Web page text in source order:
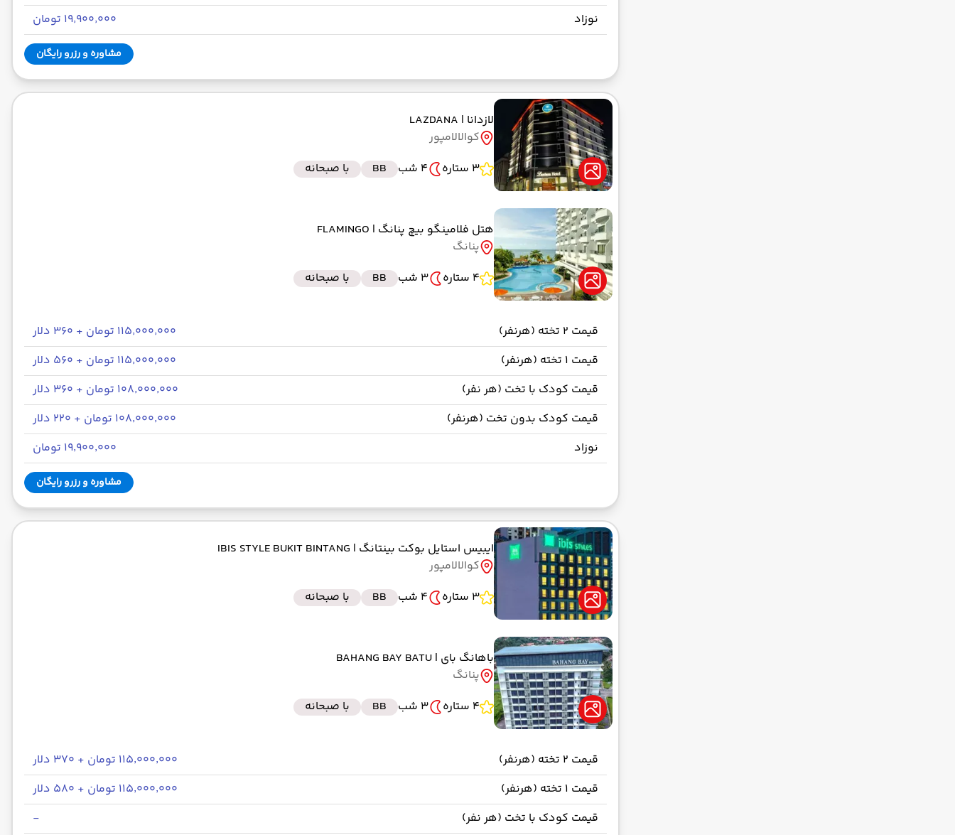
نوزاد
۱۹٬۹۰۰٬۰۰۰ تومان
مشاوره و رزرو رایگان
لازدانا | LAZDANA
کوالالامپور
3 ستاره
4 شب BB با صبحانه
هتل فلامینگو بیچ پنانگ | FLAMINGO
پنانگ
4 ستاره
3 شب BB با صبحانه
قیمت 2 تخته (هرنفر)
۱۱۵٬۰۰۰٬۰۰۰ تومان + ۳۶۰ دلار
قیمت 1 تخته (هرنفر)
۱۱۵٬۰۰۰٬۰۰۰ تومان + ۵۶۰ دلار
قیمت کودک با تخت (هر نفر)
۱۰۸٬۰۰۰٬۰۰۰ تومان + ۳۶۰ دلار
قیمت کودک بدون تخت (هرنفر)
۱۰۸٬۰۰۰٬۰۰۰ تومان + ۲۲۰ دلار
نوزاد
۱۹٬۹۰۰٬۰۰۰ تومان
مشاوره و رزرو رایگان
ایبیس استایل بوکت بینتانگ | IBIS STYLE BUKIT BINTANG
کوالالامپور
3 ستاره
4 شب BB با صبحانه
باهانگ بای | BAHANG BAY BATU
پنانگ
4 ستاره
3 شب BB با صبحانه
قیمت 2 تخته (هرنفر)
۱۱۵٬۰۰۰٬۰۰۰ تومان + ۳۷۰ دلار
قیمت 1 تخته (هرنفر)
۱۱۵٬۰۰۰٬۰۰۰ تومان + ۵۸۰ دلار
قیمت کودک با تخت (هر نفر)
-